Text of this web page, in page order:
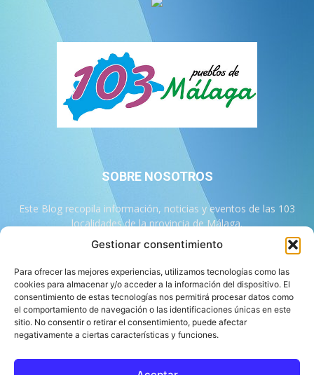
Gestionar consentimiento
Para ofrecer las mejores experiencias, utilizamos tecnologías como las
cookies para almacenar y/o acceder a la información del dispositivo. El
consentimiento de estas tecnologías nos permitirá procesar datos como
el comportamiento de navegación o las identificaciones únicas en este
sitio. No consentir o retirar el consentimiento, puede afectar
negativamente a ciertas características y funciones.
SOBRE NOSOTROS
Este Blog recopila información, noticias y eventos de las 103
localidades de la provincia de Málaga.
Contáctanos: info@103malaga.com
SÍGUENOS